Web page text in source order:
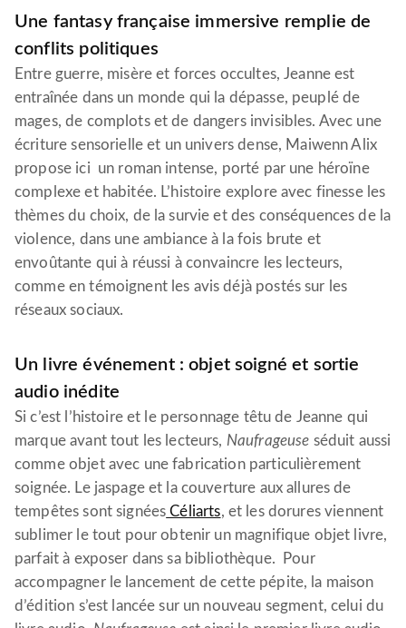
Une fantasy française immersive remplie de
conflits politiques
Entre guerre, misère et forces occultes, Jeanne est
entraînée dans un monde qui la dépasse, peuplé de
mages, de complots et de dangers invisibles. Avec une
écriture sensorielle et un univers dense, Maiwenn Alix
propose ici un roman intense, porté par une héroïne
complexe et habitée. L’histoire explore avec finesse les
thèmes du choix, de la survie et des conséquences de la
violence, dans une ambiance à la fois brute et
envoûtante qui à réussi à convaincre les lecteurs,
comme en témoignent les avis déjà postés sur les
réseaux sociaux.
Un livre événement : objet soigné et sortie
audio inédite
Si c’est l’histoire et le personnage têtu de Jeanne qui
marque avant tout les lecteurs, Naufrageuse séduit aussi
comme objet avec une fabrication particulièrement
soignée. Le jaspage et la couverture aux allures de
tempêtes sont signées Céliarts, et les dorures viennent
sublimer le tout pour obtenir un magnifique objet livre,
parfait à exposer dans sa bibliothèque. Pour
accompagner le lancement de cette pépite, la maison
d’édition s’est lancée sur un nouveau segment, celui du